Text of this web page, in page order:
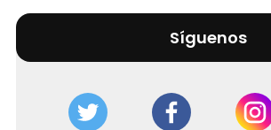
Síguenos